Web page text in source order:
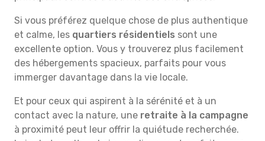
Si vous préférez quelque chose de plus authentique
et calme, les quartiers résidentiels sont une
excellente option. Vous y trouverez plus facilement
des hébergements spacieux, parfaits pour vous
immerger davantage dans la vie locale.
Et pour ceux qui aspirent à la sérénité et à un
contact avec la nature, une retraite à la campagne
à proximité peut leur offrir la quiétude recherchée.